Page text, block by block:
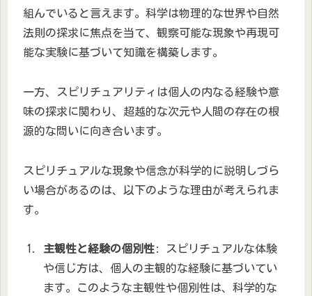
組んでいると言えます。科学は物理的な世界や自然
法則の探求に焦点を当て、観察可能な現象や再現可
能な実験に基づいて知識を構築します。
一方、スピリチュアリティは個人の内なる経験や意
味の探求に関わり、超越的な次元や人間の存在の根
源的な問いに向き合います。
スピリチュアルな現象や信念が科学的に説明しづら
い場合があるのは、以下のような理由が考えられま
す。
主観性と経験の個別性: スピリチュアルな体験
や信じ方は、個人の主観的な経験に基づいてい
ます。このような主観性や個別性は、科学的な